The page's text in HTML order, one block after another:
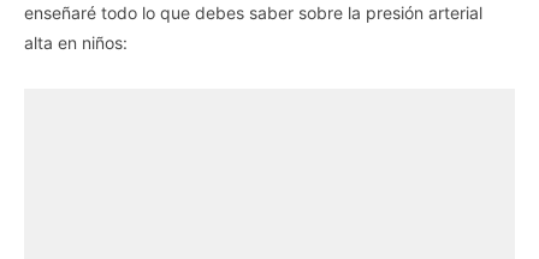
enseñaré todo lo que debes saber sobre la presión arterial
alta en niños: